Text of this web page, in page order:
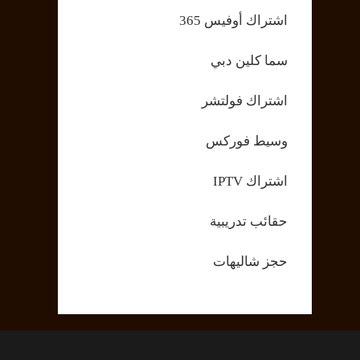
اشتراك أوفيس 365
سما كلين دبي
اشتراك فولتشر
وسيط فوركس
اشتراك IPTV
حقائب تدريبية
حجز شاليهات